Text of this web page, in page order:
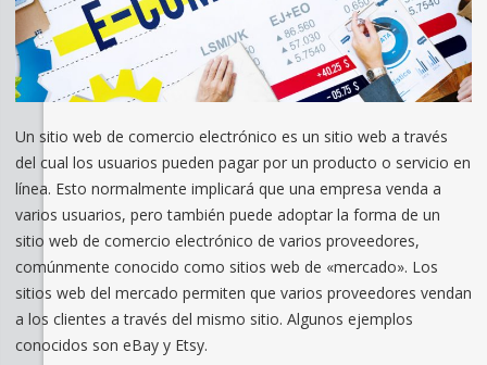
Un sitio web de comercio electrónico es un sitio web a través
del cual los usuarios pueden pagar por un producto o servicio en
línea. Esto normalmente implicará que una empresa venda a
varios usuarios, pero también puede adoptar la forma de un
sitio web de comercio electrónico de varios proveedores,
comúnmente conocido como sitios web de «mercado». Los
sitios web del mercado permiten que varios proveedores vendan
a los clientes a través del mismo sitio. Algunos ejemplos
conocidos son eBay y Etsy.